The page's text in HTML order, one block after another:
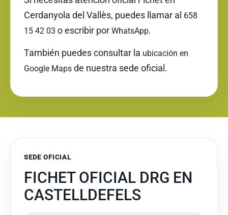
Cerdanyola del Vallès, puedes llamar al 658
15 42 03 o escribir por WhatsApp.
También puedes consultar la ubicación en
Google Maps de nuestra sede oficial.
SEDE OFICIAL
FICHET OFICIAL DRG EN
CASTELLDEFELS